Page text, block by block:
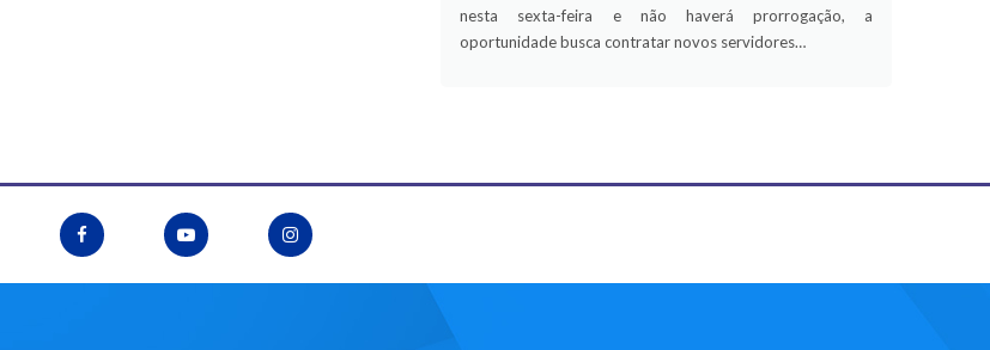
nesta sexta-feira e não haverá prorrogação, a
oportunidade busca contratar novos servidores…